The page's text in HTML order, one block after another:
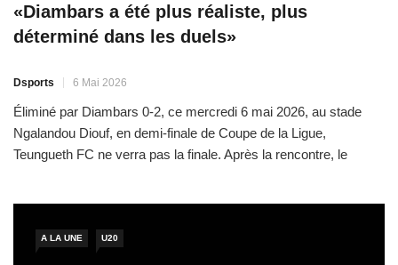
«Diambars a été plus réaliste, plus
déterminé dans les duels»
Dsports 6 Mai 2026
Éliminé par Diambars 0-2, ce mercredi 6 mai 2026, au stade
Ngalandou Diouf, en demi-finale de Coupe de la Ligue,
Teungueth FC ne verra pas la finale. Après la rencontre, le
A LA UNE U20